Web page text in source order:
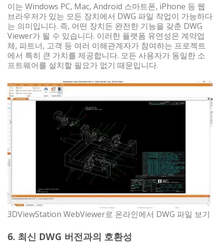
이는 Windows PC, Mac, Android 스마트폰, iPhone 등 웹
브라우저가 있는 모든 장치에서 DWG 파일 작업이 가능하다
는 의미입니다. 즉, 어떤 장치든 완전한 기능을 갖춘 DWG
Viewer가 될 수 있습니다. 이러한 플랫폼 유연성은 계약업
체, 파트너, 고객 등 여러 이해관계자가 참여하는 프로젝트
에서 특히 큰 가치를 제공합니다. 모든 사용자가 동일한 소
프트웨어를 설치할 필요가 없기 때문입니다.
3DViewStation WebViewer로 온라인에서 DWG 파일 보기
6. 최신 DWG 버전과의 호환성